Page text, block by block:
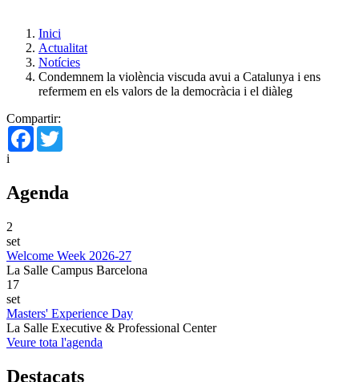
Inici
Actualitat
Notícies
Condemnem la violència viscuda avui a Catalunya i ens
refermem en els valors de la democràcia i el diàleg
Compartir:
Facebook
i
Agenda
2
set
Welcome Week 2026-27
La Salle Campus Barcelona
17
set
Masters' Experience Day
La Salle Executive & Professional Center
Veure tota l'agenda
Destacats